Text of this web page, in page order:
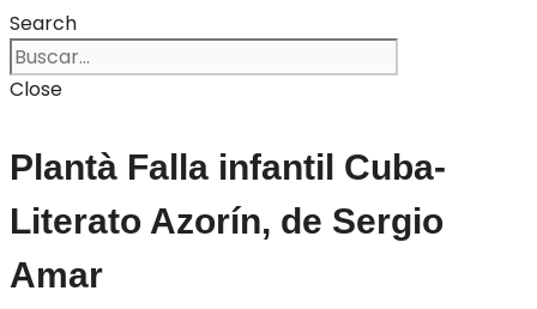
Search
Close
Plantà Falla infantil Cuba-
Literato Azorín, de Sergio
Amar